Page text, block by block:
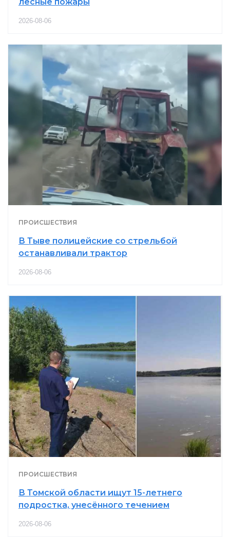
2026-08-06
ПРОИСШЕСТВИЯ
В Тыве полицейские со стрельбой
останавливали трактор
2026-08-06
ПРОИСШЕСТВИЯ
В Томской области ищут 15-летнего
подростка, унесённого течением
2026-08-06